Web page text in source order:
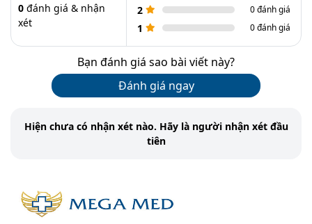
0 đánh giá & nhận
xét
2 0 đánh giá
1 0 đánh giá
Bạn đánh giá sao bài viết này?
Đánh giá ngay
Hiện chưa có nhận xét nào. Hãy là người nhận xét đầu
tiên